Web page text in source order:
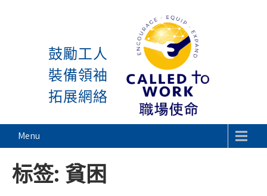
Called To Work
鼓勵工人
裝備領袖
拓展網絡
Menu
标签: 貧困